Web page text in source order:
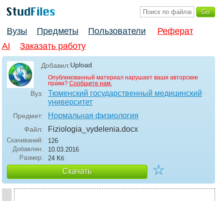
Вузы Предметы Пользователи
Реферат
AI
Заказать работу
Добавил:Upload
Опубликованный материал нарушает ваши авторские
права? Сообщите нам.
Вуз:
Тюменский государственный медицинский
университет
Предмет: Нормальная физиология
Файл: Fiziologia_vydelenia.docx
Скачиваний:
126
Добавлен:
10.03.2016
Размер:
24 Кб
Скачать ☆